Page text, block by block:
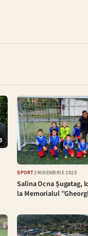
SPORT2 NOIEMBRIE 2023
Salina Ocna Șugatag,
la Memorialul